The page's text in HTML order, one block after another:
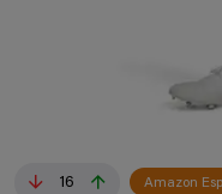
16 Amazon